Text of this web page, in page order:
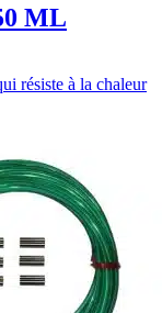
ML
résiste à la chaleur